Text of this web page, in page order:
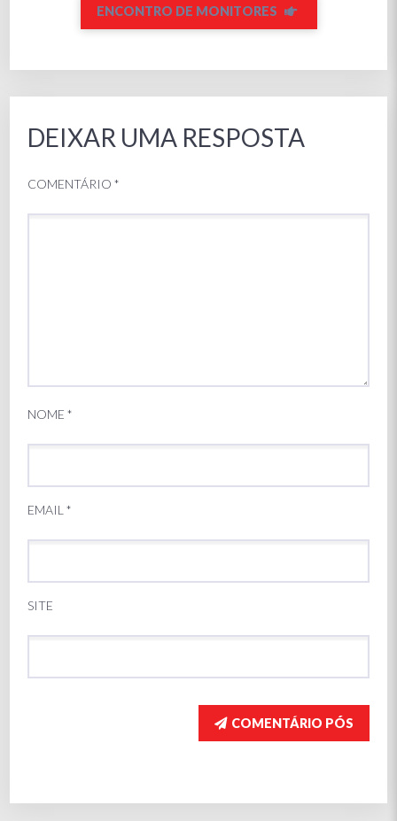
ENCONTRO DE MONITORES
DEIXAR UMA RESPOSTA
COMENTÁRIO*
NOME*
EMAIL*
SITE
COMENTÁRIO PÓS